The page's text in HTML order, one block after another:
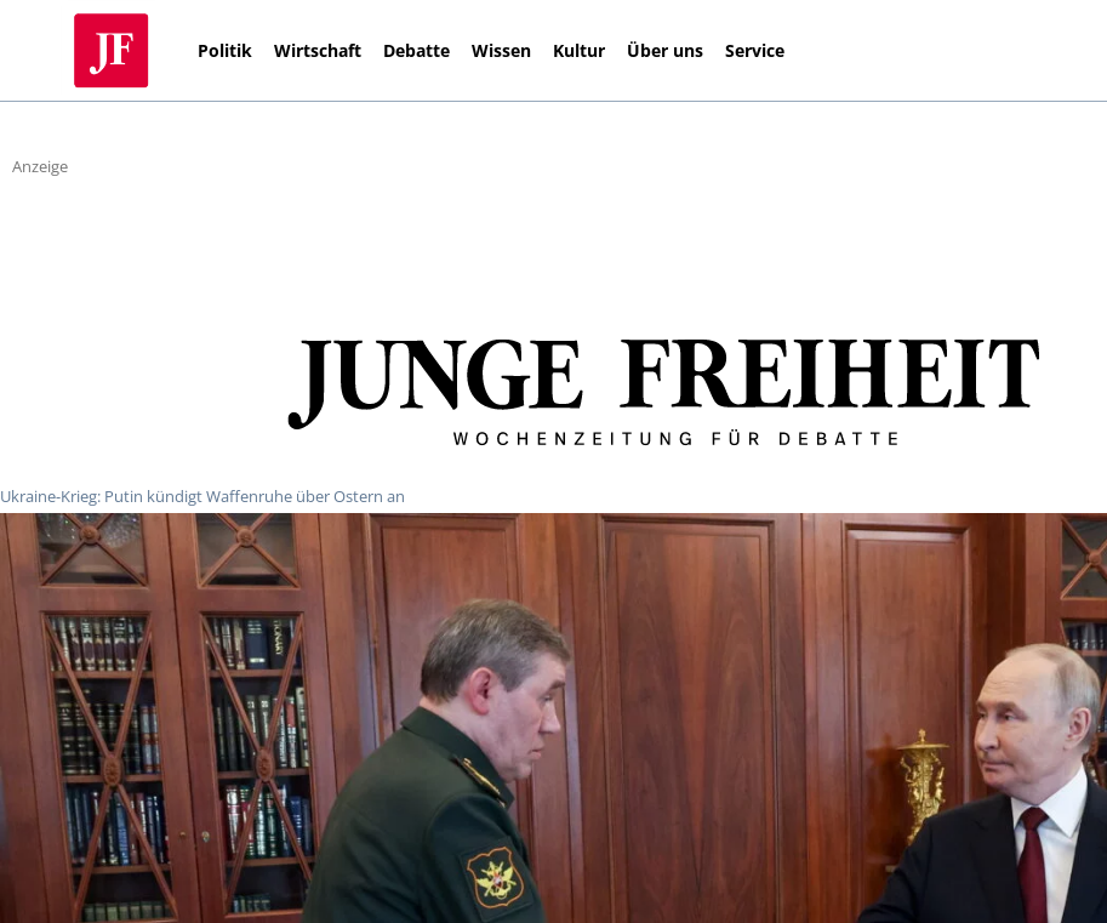
Politik Wirtschaft Debatte Wissen Kultur Über uns Service
Anzeige
Ukraine-Krieg: Putin kündigt Waffenruhe über Ostern an